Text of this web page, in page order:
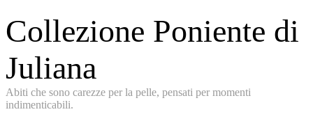
Collezione Poniente di
Juliana
Abiti che sono carezze per la pelle, pensati per momenti
indimenticabili.